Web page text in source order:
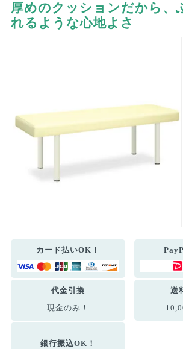
厚めのクッションだから、
れるような心地よさ
カード払いOK！
代金引換
現金のみ！
送
銀行振込OK！